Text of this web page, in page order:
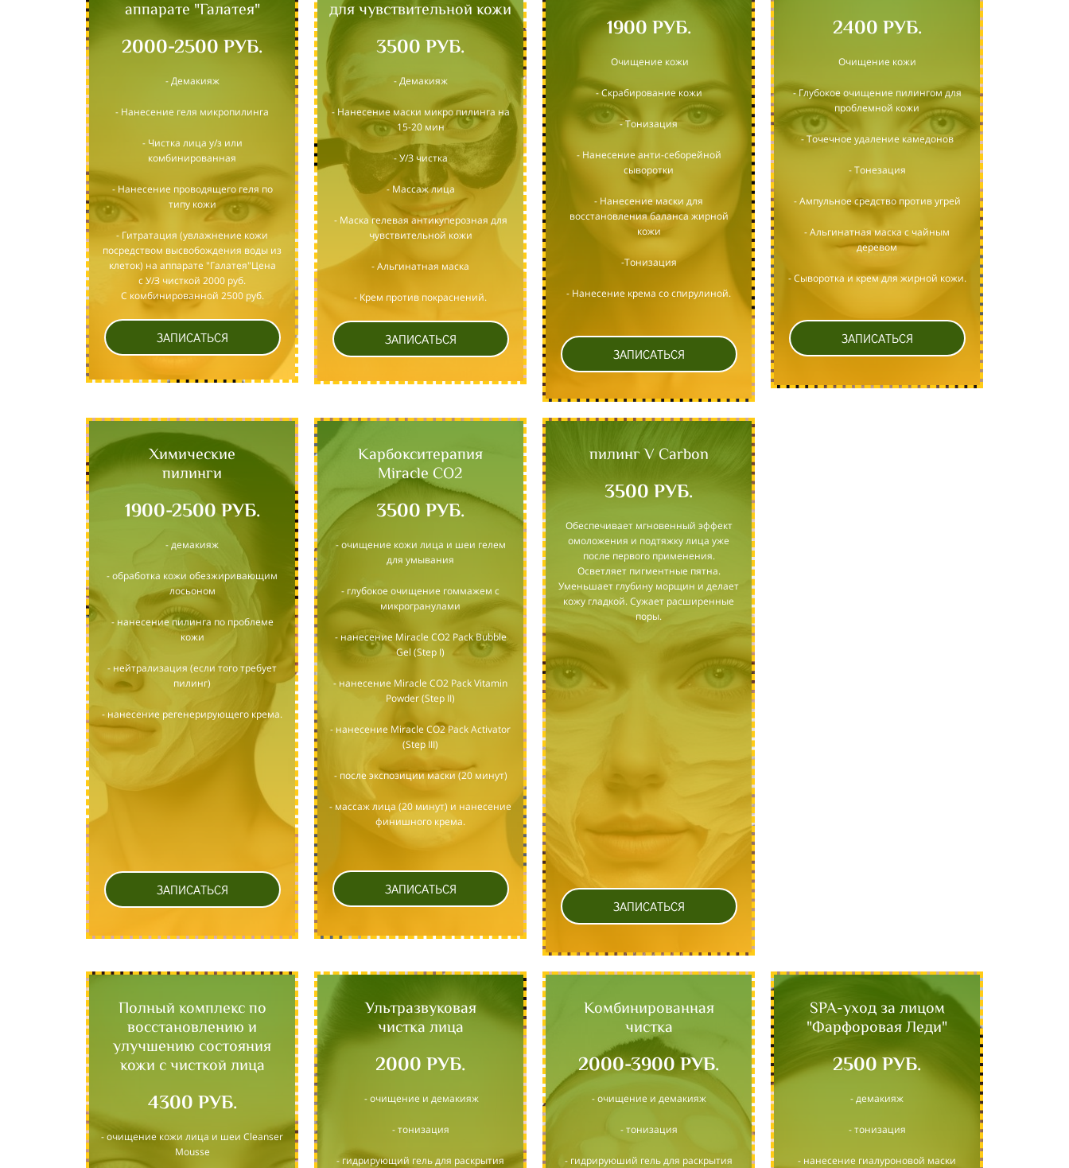
аппарате "Галатея"
2000-2500 РУБ.
- Демакияж
- Нанесение геля микропилинга
- Чистка лица у/з или
комбинированная
- Нанесение проводящего геля по
типу кожи
- Гитратация (увлажнение кожи
посредством высвобождения воды из
клеток) на аппарате "Галатея"Цена
с У/З чисткой 2000 руб.
С комбинированной 2500 руб.
ЗАПИСАТЬСЯ
для чувствительной кожи
3500 РУБ.
- Демакияж
- Нанесение маски микро пилинга на
15-20 мин
- У/З чистка
- Массаж лица
- Маска гелевая антикуперозная для
чувствительной кожи
- Альгинатная маска
- Крем против покраснений.
ЗАПИСАТЬСЯ
1900 РУБ.
Очищение кожи
- Скрабирование кожи
- Тонизация
- Нанесение анти-себорейной
сыворотки
- Нанесение маски для
восстановления баланса жирной
кожи
-Тонизация
- Нанесение крема со спирулиной.
ЗАПИСАТЬСЯ
2400 РУБ.
Очищение кожи
- Глубокое очищение пилингом для
проблемной кожи
- Точечное удаление камедонов
- Тонезация
- Ампульное средство против угрей
- Альгинатная маска с чайным
деревом
- Сыворотка и крем для жирной кожи.
ЗАПИСАТЬСЯ
Химические
пилинги
1900-2500 РУБ.
- демакияж
- обработка кожи обезжиривающим
лосьоном
- нанесение пилинга по проблеме
кожи
- нейтрализация (если того требует
пилинг)
- нанесение регенерирующего крема.
ЗАПИСАТЬСЯ
Карбокситерапия
Miracle CO2
3500 РУБ.
- очищение кожи лица и шеи гелем
для умывания
- глубокое очищение гоммажем с
микрогранулами
- нанесение Miracle CO2 Pack Bubble
Gel (Step I)
- нанесение Miracle CO2 Pack Vitamin
Powder (Step II)
- нанесение Miracle CO2 Pack Activator
(Step III)
- после экспозиции маски (20 минут)
- массаж лица (20 минут) и нанесение
финишного крема.
ЗАПИСАТЬСЯ
пилинг V Carbon
3500 РУБ.
Обеспечивает мгновенный эффект
омоложения и подтяжку лица уже
после первого применения.
Осветляет пигментные пятна.
Уменьшает глубину морщин и делает
кожу гладкой. Сужает расширенные
поры.
ЗАПИСАТЬСЯ
Полный комплекс по
восстановлению и
улучшению состояния
кожи с чисткой лица
4300 РУБ.
- очищение кожи лица и шеи Cleanser
Mousse
Ультразвуковая
чистка лица
2000 РУБ.
- очищение и демакияж
- тонизация
- гидрирующий гель для раскрытия
Комбинированная
чистка
2000-3900 РУБ.
- очищение и демакияж
- тонизация
- гидрируюший гель для раскрытия
SPA-уход за лицом
"Фарфоровая Леди"
2500 РУБ.
- демакияж
- тонизация
- нанесение гиалуроновой маски